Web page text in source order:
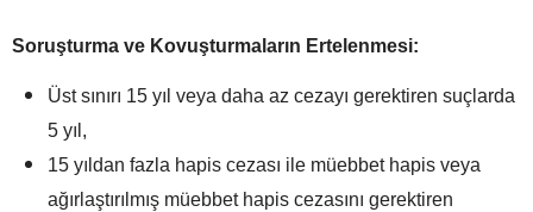
Soruşturma ve Kovuşturmaların Ertelenmesi:
Üst sınırı 15 yıl veya daha az cezayı gerektiren suçlarda
5 yıl,
15 yıldan fazla hapis cezası ile müebbet hapis veya
ağırlaştırılmış müebbet hapis cezasını gerektiren